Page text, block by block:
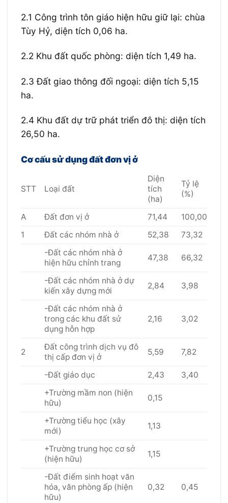
2.1 Công trình tôn giáo hiện hữu giữ lại: chùa
Tùy Hỷ, diện tích 0,06 ha.
2.2 Khu đất quốc phòng: diện tích 1,49 ha.
2.3 Đất giao thông đối ngoại: diện tích 5,15
ha.
2.4 Khu đất dự trữ phát triển đô thị: diện tích
26,50 ha.
Cơ cấu sử dụng đất đơn vị ở
STT Loại đất
Diện
tích
(ha)
Tỷ lệ
(%)
A Đất đơn vị ở 71,44
100,00
1
Đất các nhóm nhà ở 52,38
73,32
-Đất các nhóm nhà ở
hiện hữu chỉnh trang
47,38 66,32
-Đất các nhóm nhà ở dự
kiến xây dựng mới
2,84 3,98
-Đất các nhóm nhà ở
trong các khu đất sử
dụng hỗn hợp
2,16 3,02
2
Đất công trình dịch vụ đô
thị cấp đơn vị ở
5,59 7,82
-Đất giáo dục 2,43
3,40
+Trường mầm non (hiện
hữu)
0,15
+Trường tiểu học (xây
mới)
1,13
+Trường trung học cơ sở
(hiện hữu)
1,15
-Đất điểm sinh hoạt văn
hóa, văn phòng ấp (hiện
hữu)
0,32 0,45